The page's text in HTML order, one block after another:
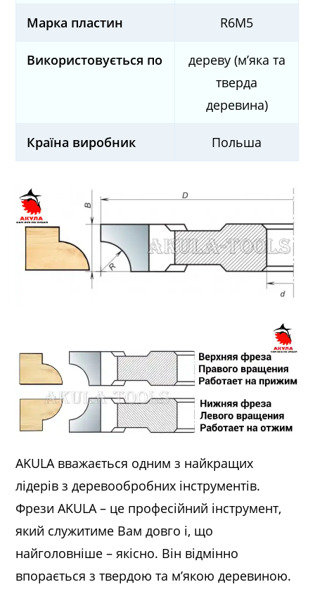
Марка пластин R6M5
Використовується по
дереву (м’яка та
тверда
деревина)
Країна виробник Польша
AKULA вважається одним з найкращих
лідерів з деревообробних інструментів.
Фрези AKULA – це професійний інструмент,
який служитиме Вам довго і, що
найголовніше – якісно. Він відмінно
впорається з твердою та м’якою деревиною.